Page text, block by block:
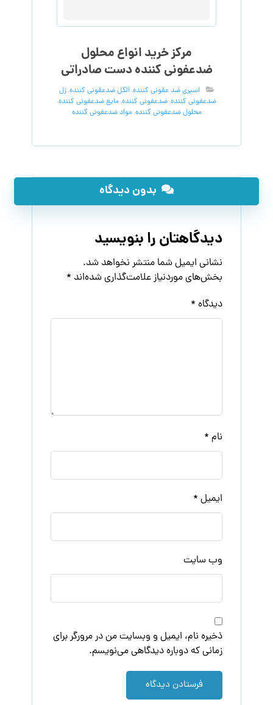
مرکز خرید انواع محلول
ضدعفونی کننده دست صادراتی
اسپری ضد عفونی کننده,الکل ضدعفونی کننده,ژل
ضدعفونی کننده,ضدعفونی کننده,مایع ضدعفونی کننده,
محلول ضدعفونی کننده,مواد ضدعفونی کننده
بدون دیدگاه
دیدگاهتان را بنویسید
نشانی ایمیل شما منتشر نخواهد شد.
بخش‌های موردنیاز علامت‌گذاری شده‌اند *
دیدگاه *
نام *
ایمیل *
وب‌ سایت
ذخیره نام، ایمیل و وبسایت من در مرورگر برای
زمانی که دوباره دیدگاهی می‌نویسم.
فرستادن دیدگاه